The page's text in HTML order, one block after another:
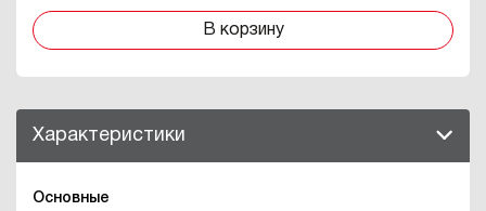
В корзину
Характеристики
Основные